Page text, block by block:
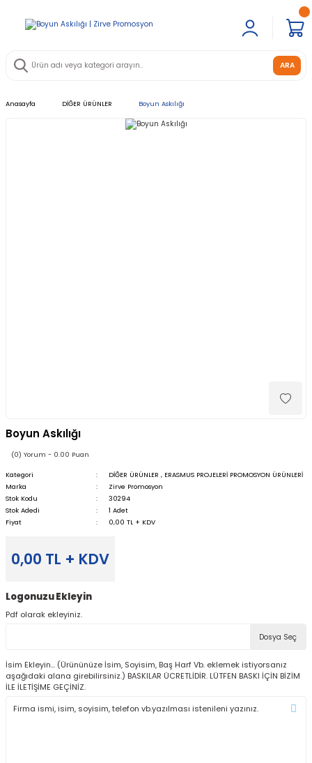
ARA
Anasayfa DİĞER ÜRÜNLER Boyun Askılığı
Boyun Askılığı
(0) Yorum - 0.00 Puan
Kategori DİĞER ÜRÜNLER , ERASMUS PROJELERİ PROMOSYON ÜRÜNLERİ
Marka
Zirve Promosyon
Stok Kodu
30294
Stok Adedi
1 Adet
Fiyat
0,00 TL + KDV
0,00 TL + KDV
Logonuzu Ekleyin
Pdf olarak ekleyiniz.
Dosya Seç
İsim Ekleyin... (Ürününüze İsim, Soyisim, Baş Harf Vb. eklemek istiyorsanız
aşağıdaki alana girebilirsiniz.) BASKILAR ÜCRETLİDİR. LÜTFEN BASKI İÇİN BİZİM
İLE İLETİŞİME GEÇİNİZ.